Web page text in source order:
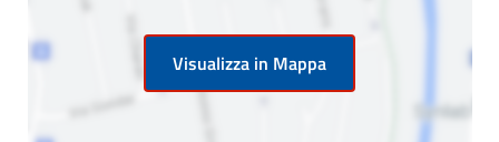
Visualizza in Mappa